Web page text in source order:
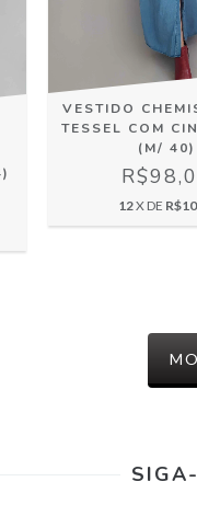
VESTIDO
TESSEL COM
(M/ 40)
12X DE